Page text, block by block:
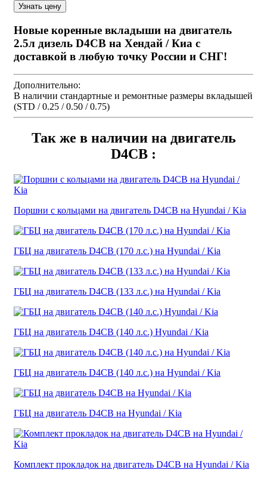
Новые коренные вкладыши на двигатель
2.5л дизель D4CB на Хендай / Киа с
доставкой в любую точку России и СНГ!
Дополнительно:
В наличии стандартные и ремонтные размеры вкладышей
(STD / 0.25 / 0.50 / 0.75)
Так же в наличии на двигатель
D4CB :
Поршни с кольцами на двигатель D4CB на Hyundai / Kia
ГБЦ на двигатель D4CB (170 л.с.) на Hyundai / Kia
ГБЦ на двигатель D4CB (133 л.с.) на Hyundai / Kia
ГБЦ на двигатель D4CB (140 л.с.) Hyundai / Kia
ГБЦ на двигатель D4CB (140 л.с.) на Hyundai / Kia
ГБЦ на двигатель D4CB на Hyundai / Kia
Комплект прокладок на двигатель D4CB на Hyundai / Kia